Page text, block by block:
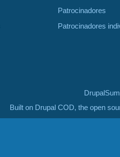
Patrocinadores
Patrocinadores
Built on Drupal COD, the open